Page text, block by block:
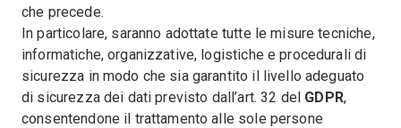
che precede.
In particolare, saranno adottate tutte le misure tecniche,
informatiche, organizzative, logistiche e procedurali di
sicurezza in modo che sia garantito il livello adeguato
di sicurezza dei dati previsto dall’art. 32 del GDPR,
consentendone il trattamento alle sole persone